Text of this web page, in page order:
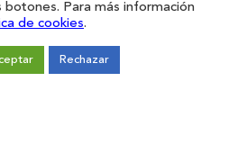
botones. Para más información
de cookies.
Rechazar